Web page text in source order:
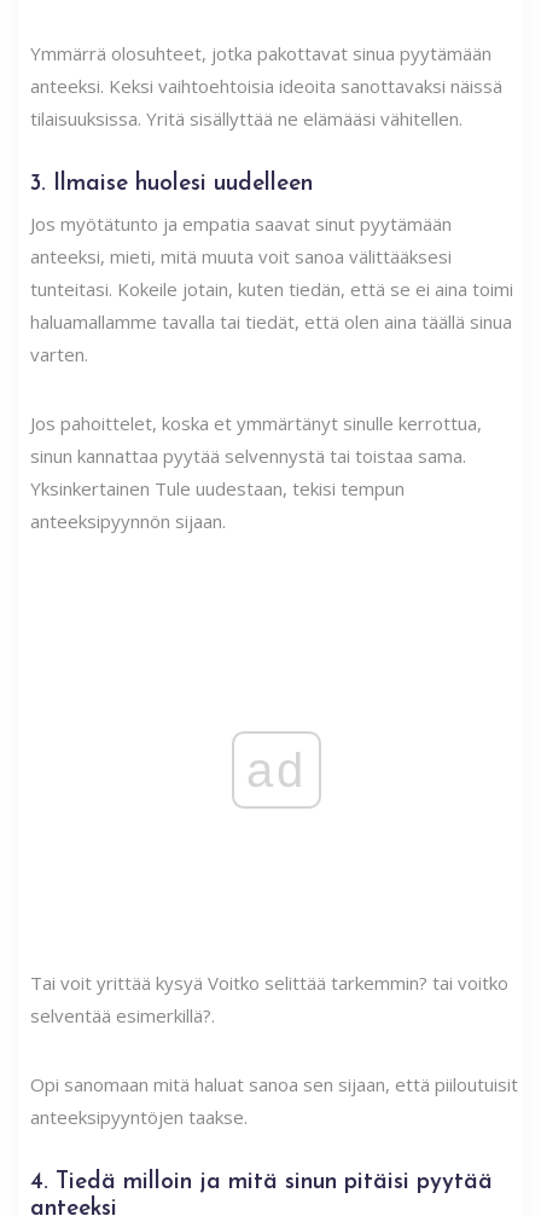
Ymmärrä olosuhteet, jotka pakottavat sinua pyytämään
anteeksi. Keksi vaihtoehtoisia ideoita sanottavaksi näissä
tilaisuuksissa. Yritä sisällyttää ne elämääsi vähitellen.
3. Ilmaise huolesi uudelleen
Jos myötätunto ja empatia saavat sinut pyytämään
anteeksi, mieti, mitä muuta voit sanoa välittääksesi
tunteitasi. Kokeile jotain, kuten tiedän, että se ei aina toimi
haluamallamme tavalla tai tiedät, että olen aina täällä sinua
varten.
Jos pahoittelet, koska et ymmärtänyt sinulle kerrottua,
sinun kannattaa pyytää selvennystä tai toistaa sama.
Yksinkertainen Tule uudestaan, tekisi tempun
anteeksipyynnön sijaan.
ad
Tai voit yrittää kysyä Voitko selittää tarkemmin? tai voitko
selventää esimerkillä?.
Opi sanomaan mitä haluat sanoa sen sijaan, että piiloutuisit
anteeksipyyntöjen taakse.
4. Tiedä milloin ja mitä sinun pitäisi pyytää
anteeksi